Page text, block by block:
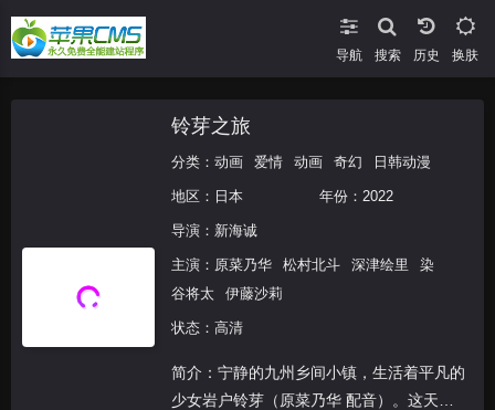
导航 搜索 换肤
铃芽之旅
分类： 动画 爱情 动画 奇幻 日韩动漫
地区： 日本 年份： 2022
导演： 新海诚
主演： 原菜乃华 松村北斗 深津绘里
染
谷将太
伊藤沙莉
状态：高清
简介：宁静的九州乡间小镇，生活着平凡的
少女岩户铃芽（原菜乃华 配音）。这天上